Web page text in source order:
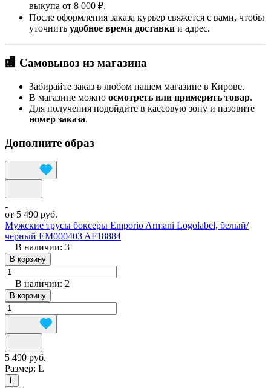
выкупа от 8 000 ₽.
После оформления заказа курьер свяжется с вами, чтобы
уточнить удобное время доставки и адрес.
🏬 Самовывоз из магазина
Забирайте заказ в любом нашем магазине в Кирове.
В магазине можно осмотреть или примерить товар.
Для получения подойдите в кассовую зону и назовите
номер заказа.
Дополните образ
от 5 490 руб.
Мужские трусы боксеры Emporio Armani Logolabel, белый/
черный EM000403 AF18884
В наличии: 3
В корзину
В наличии: 2
В корзину
5 490 руб.
Размер: L
L